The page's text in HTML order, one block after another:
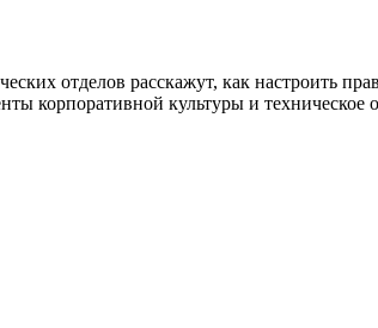
отделов расскажут, как настроить
корпоративной культуры и техническое